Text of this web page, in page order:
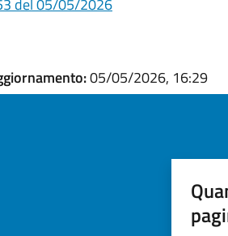
del 05/05/2026
05/05/2026, 16:29